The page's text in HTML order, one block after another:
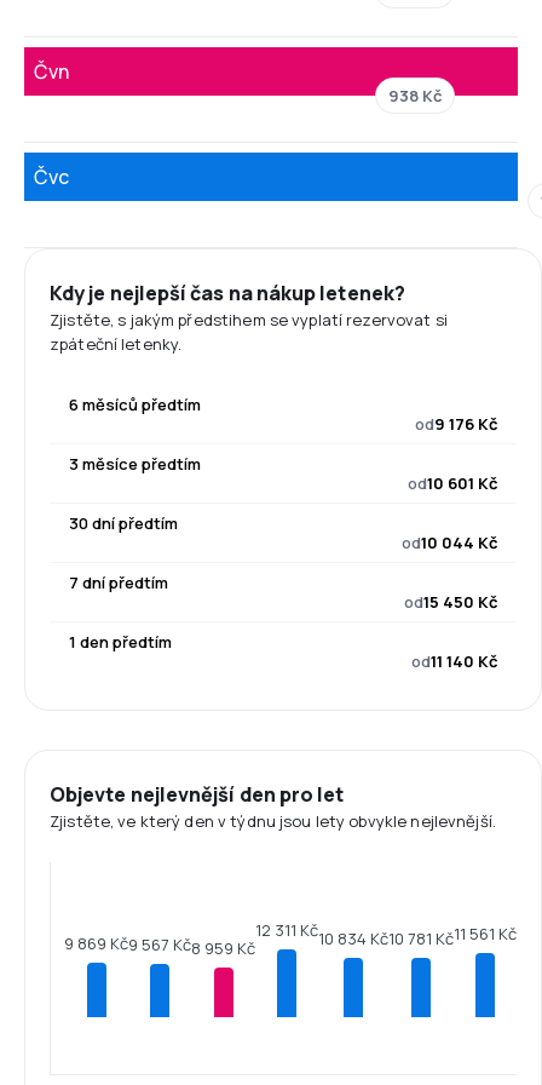
Čvn
938 Kč
Čvc
Kdy je nejlepší čas na nákup letenek?
Zjistěte, s jakým předstihem se vyplatí rezervovat si
zpáteční letenky.
6 měsíců předtím
od9 176 Kč
3 měsíce předtím
od10 601 Kč
30 dní předtím
od10 044 Kč
7 dní předtím
od15 450 Kč
1 den předtím
od11 140 Kč
Objevte nejlevnější den pro let
Zjistěte, ve který den v týdnu jsou lety obvykle nejlevnější.
9 869 Kč9 567 Kč8 959 Kč
12 311 Kč10 834 Kč10 781 Kč11 561 Kč